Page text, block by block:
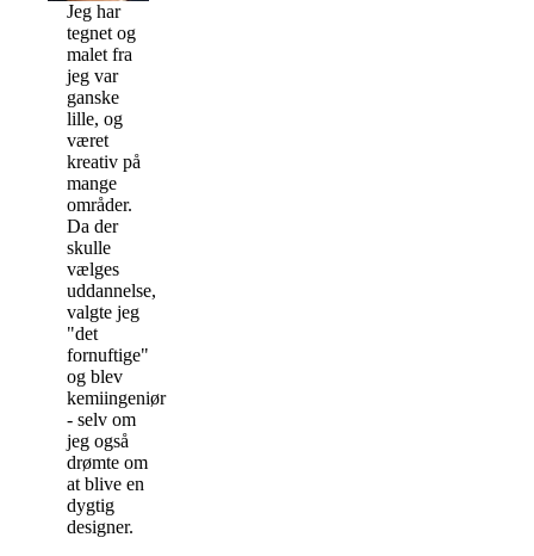
Jeg har
tegnet og
malet fra
jeg var
ganske
lille, og
været
kreativ på
mange
områder.
Da der
skulle
vælges
uddannelse,
valgte jeg
"det
fornuftige"
og blev
kemiingeniør
- selv om
jeg også
drømte om
at blive en
dygtig
designer.